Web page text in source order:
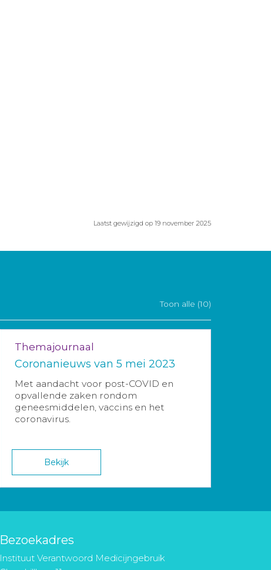
Laatst gewijzigd op 19 november 2025
Toon alle (10)
Themajournaal
Coronanieuws van 5 mei 2023
Met aandacht voor post-COVID en
opvallende zaken rondom
geneesmiddelen, vaccins en het
coronavirus.
Bekijk
Bezoekadres
Instituut Verantwoord Medicijngebruik